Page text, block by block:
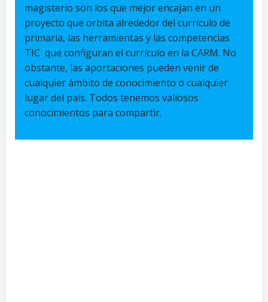
magisterio son los que mejor encajan en un
proyecto que orbita alrededor del currículo de
primaria, las herramientas y las competencias
TIC que configuran el currículo en la CARM. No
obstante, las aportaciones pueden venir de
cualquier ámbito de conocimiento o cualquier
lugar del país. Todos tenemos valiosos
conocimientos para compartir.